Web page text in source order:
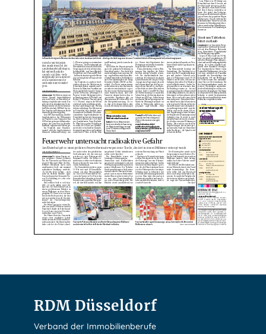
RDM Düsseldorf
Verband der Immobilienberufe